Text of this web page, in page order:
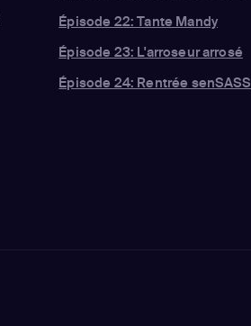
Épisode 22: Tante Mandy
Épisode 23: L'arroseur arrosé
Épisode 24: Rentrée senSASS